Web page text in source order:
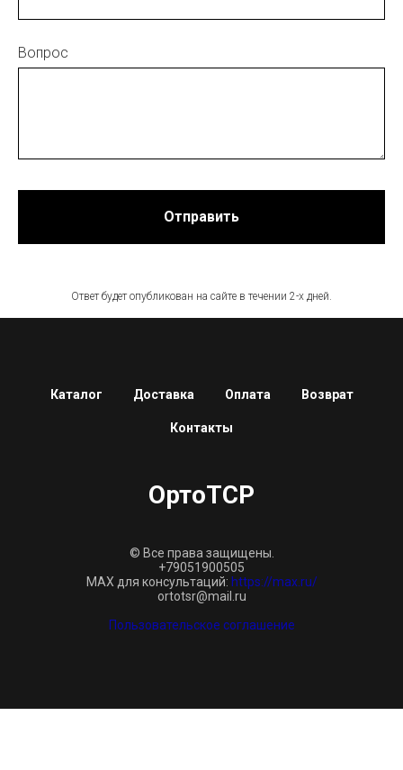
Вопрос
Отправить
Ответ будет опубликован на сайте в течении 2-х дней.
Каталог Доставка Оплата Возврат
Контакты
ОртоТСР
© Все права защищены.
+79051900505
MAX для консультаций: https://max.ru/
ortotsr@mail.ru
Пользовательское соглашение